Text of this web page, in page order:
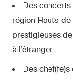
Des
région Hauts-
prestigieuses
à l’étranger
Des